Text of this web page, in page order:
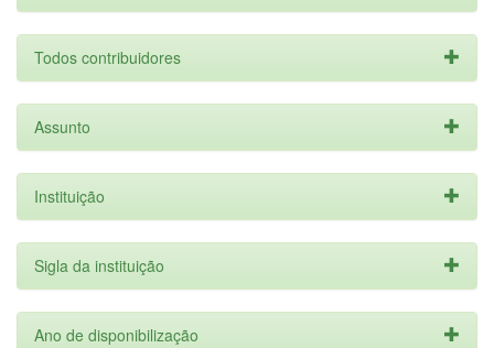
Todos contribuidores
Assunto
Instituição
Sigla da instituição
Ano de disponibilização